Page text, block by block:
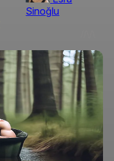
Sinoğlu